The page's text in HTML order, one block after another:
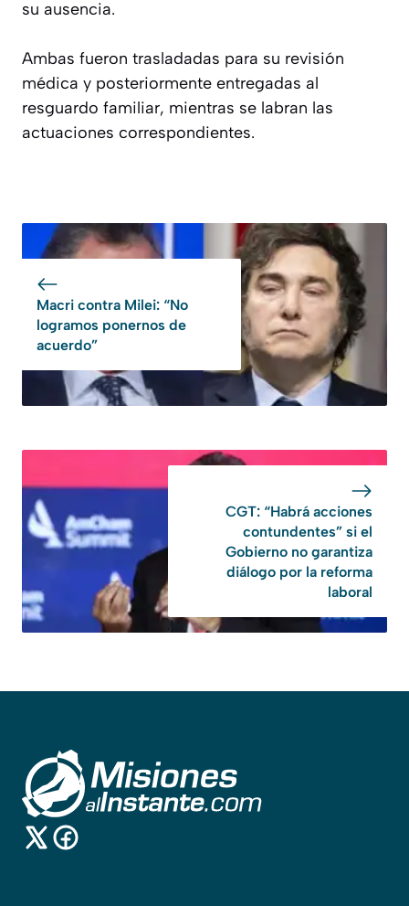
su ausencia.
Ambas fueron trasladadas para su revisión
médica y posteriormente entregadas al
resguardo familiar, mientras se labran las
actuaciones correspondientes.
Macri contra Milei: “No
logramos ponernos de
acuerdo”
CGT: “Habrá acciones
contundentes” si el
Gobierno no garantiza
diálogo por la reforma
laboral